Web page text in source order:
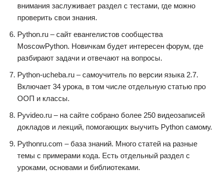
внимания заслуживает раздел с тестами, где можно
проверить свои знания.
Python.ru – сайт евангелистов сообщества
MoscowPython. Новичкам будет интересен форум, где
разбирают задачи и отвечают на вопросы.
Python-ucheba.ru – самоучитель по версии языка 2.7.
Включает 34 урока, в том числе отдельную статью про
ООП и классы.
Pyvideo.ru – на сайте собрано более 250 видеозаписей
докладов и лекций, помогающих выучить Python самому.
Pythonru.com – база знаний. Много статей на разные
темы с примерами кода. Есть отдельный раздел с
уроками, основами и библиотеками.